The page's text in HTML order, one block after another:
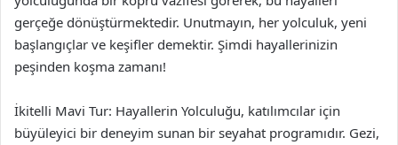
gerçeğe dönüştürmektedir. Unutmayın, her yolculuk, yeni
başlangıçlar ve keşifler demektir. Şimdi hayallerinizin
peşinden koşma zamanı!
İkitelli Mavi Tur: Hayallerin Yolculuğu, katılımcılar için
büyüleyici bir deneyim sunan bir seyahat programıdır. Gezi,